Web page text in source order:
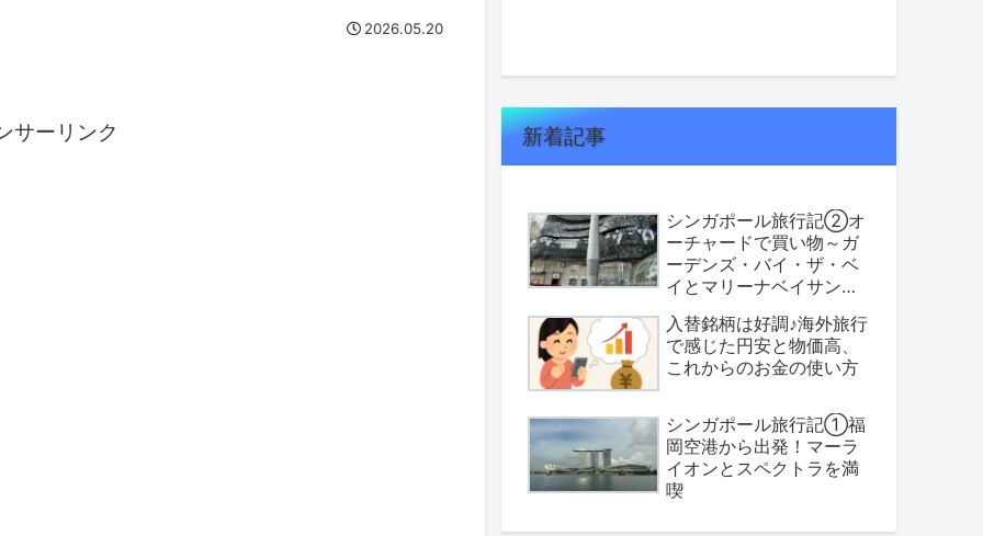
2026.05.20
サーリンク 新着記事
シンガポール旅行記②オ
ーチャードで買い物～ガ
ーデンズ・バイ・ザ・ベ
イとマリーナベイサンズ
入替銘柄は好調♪海外旅行
で感じた円安と物価高、
これからのお金の使い方
シンガポール旅行記①福
岡空港から出発！マーラ
イオンとスペクトラを満
喫